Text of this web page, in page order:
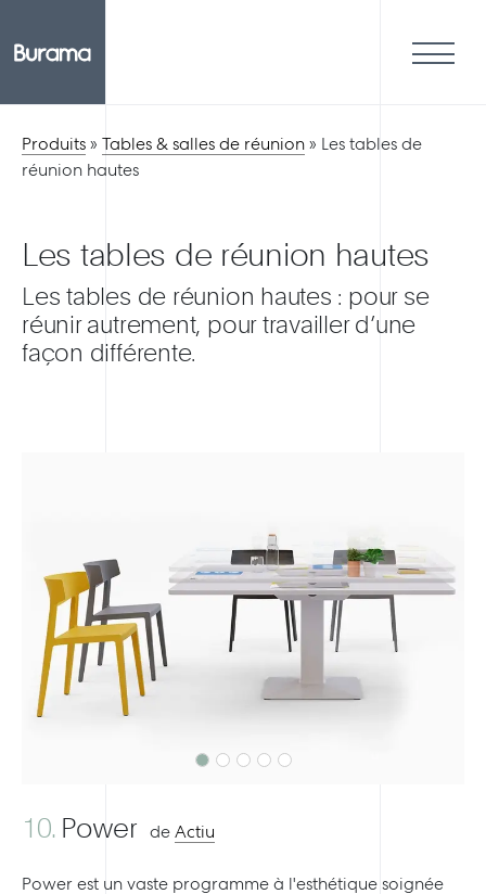
Produits» Tables & salles de réunion» Les tables de
réunion hautes
Les tables de réunion hautes
Les tables de réunion hautes : pour se
réunir autrement, pour travailler d’une
façon différente.
Previous
10. Power deActiu
Power est un vaste programme à l'esthétique soignée